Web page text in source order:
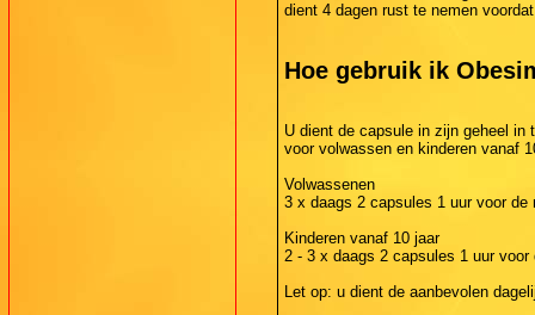
dient 4 dagen rust te nemen
Hoe gebruik ik
U dient de capsule in zijn geheel in
voor volwassen en kinderen vanaf
Volwassenen
3 x daags 2 capsules 1 uur voor
Kinderen vanaf 10 jaar
2 - 3 x daags 2 capsules 1 uur
Let op: u dient de aanbevolen